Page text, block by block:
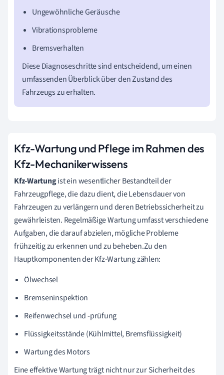
Ungewöhnliche Geräusche
Vibrationsprobleme
Bremsverhalten
Diese Diagnoseschritte sind entscheidend, um einen
umfassenden Überblick über den Zustand des
Fahrzeugs zu erhalten.
Kfz-Wartung und Pflege im Rahmen des
Kfz-Mechanikerwissens
Kfz-Wartungist ein wesentlicher Bestandteil der
Fahrzeugpflege, die dazu dient, die Lebensdauer von
Fahrzeugen zu verlängern und deren Betriebssicherheit zu
gewährleisten. Regelmäßige Wartung umfasst verschiedene
Aufgaben, die darauf abzielen, mögliche Probleme
frühzeitig zu erkennen und zu beheben.Zu den
Hauptkomponenten der Kfz-Wartung zählen:
Ölwechsel
Bremseninspektion
Reifenwechsel und -prüfung
Flüssigkeitsstände (Kühlmittel, Bremsflüssigkeit)
Wartung des Motors
Eine effektive Wartung trägt nicht nur zur Sicherheit des